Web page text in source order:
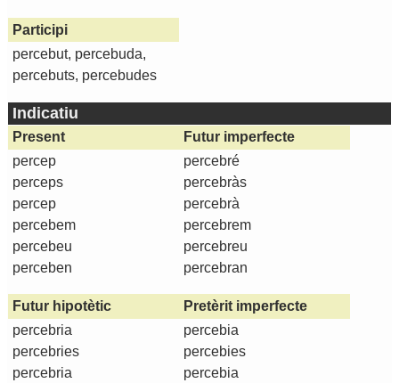
Participi
percebut, percebuda,
percebuts, percebudes
Indicatiu
Present
percep
perceps
percep
percebem
percebeu
perceben
Futur imperfecte
percebré
percebràs
percebrà
percebrem
percebreu
percebran
Futur hipotètic
percebria
percebries
percebria
Pretèrit imperfecte
percebia
percebies
percebia